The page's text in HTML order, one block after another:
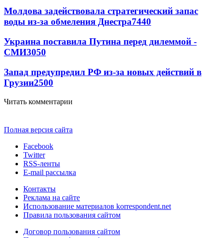
Молдова задействовала стратегический запас
воды из-за обмеления Днестра7440
Украина поставила Путина перед дилеммой -
СМИ3050
Запад предупредил РФ из-за новых действий в
Грузии2500
Читать комментарии
Полная версия сайта
Facebook
Twitter
RSS-ленты
E-mail рассылка
Контакты
Реклама на сайте
Использование материалов korrespondent.net
Правила пользования сайтом
Договор пользования сайтом